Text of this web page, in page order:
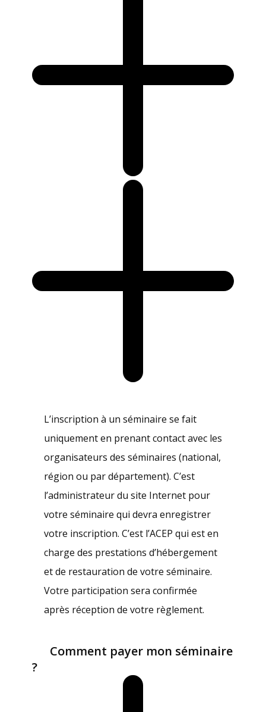
L’inscription à un séminaire se fait
uniquement en prenant contact avec les
organisateurs des séminaires (national,
région ou par département). C’est
l’administrateur du site Internet pour
votre séminaire qui devra enregistrer
votre inscription. C’est l’ACEP qui est en
charge des prestations d’hébergement
et de restauration de votre séminaire.
Votre participation sera confirmée
après réception de votre règlement.
Comment payer mon séminaire
?